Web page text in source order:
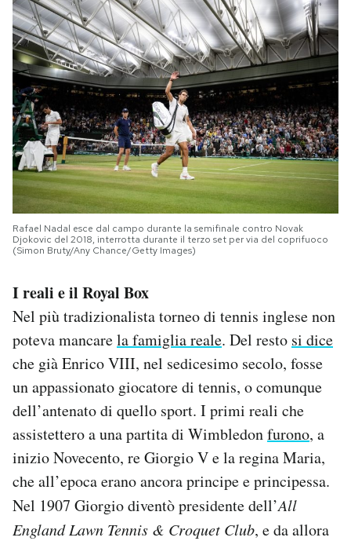
Rafael Nadal esce dal campo durante la semifinale contro Novak
Djokovic del 2018, interrotta durante il terzo set per via del coprifuoco
(Simon Bruty/Any Chance/Getty Images)
I reali e il Royal Box
Nel più tradizionalista torneo di tennis inglese non
poteva mancarela famiglia reale. Del resto si dice
che già Enrico VIII, nel sedicesimo secolo, fosse
un appassionato giocatore di tennis, o comunque
dell’antenato di quello sport. I primi reali che
assistettero a una partita di Wimbledonfurono, a
inizio Novecento, re Giorgio V e la regina Maria,
che all’epoca erano ancora principe e principessa.
Nel 1907 Giorgio diventò presidente dell’All
England Lawn Tennis & Croquet Club, e da allora